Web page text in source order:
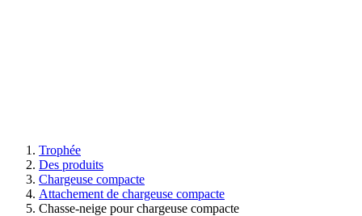
Trophée
Des produits
Chargeuse compacte
Attachement de chargeuse compacte
Chasse-neige pour chargeuse compacte